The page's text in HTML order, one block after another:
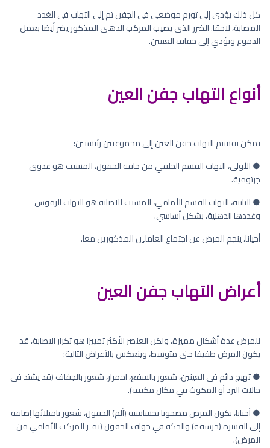
كل ذلك يؤدي إلى تورم موضعي في الجفن ثم إلى التهاب في الغدد
المصابة، لاحقا. الضرر الذي يصيب المركب الدهني المذكور يضر أيضا بعمل
الدموع ويؤدي إلى جفاف العينين.
أنواع التهاب جفن العين
يمكن تقسيم التهاب جفن العين إلى مجموعتين رئيستين:
● الأولى، التهاب القسم الخلفي من حافة الجفون، المسبب هو عدوى
جرثومية.
● الثانية، التهاب القسم الأمامي، المسبب للاصابة هو التهاب الرموش
وغددها الدهنية، بشكل أساسي.
أحيانا، ينجم المرض عن اجتماع العاملين المذكورين معا.
أعراض التهاب جفن العين
للمرض عدة أشكال مميزة، ولكن العنصر الأكثر تمييزا هو تكرار الاصابة، قد
يكون المرض طفيفا حتى متوسط، وينعكس بالأعراض التالية:
● تهيج دائم في العينين، شعور بالسفع، احمرار، شعور بالجفاف (قد يشتد في
حالات البرد أو المكوث في مكان مكيف).
● أحيانا، يكون المرض مصحوبا بحساسية (ألم) الجفون، شعور بامتلائها إضافة
إلى القشرة (حرشفة) والحكة في حواف الجفون (يميز المركب الأمامي من
المرض).